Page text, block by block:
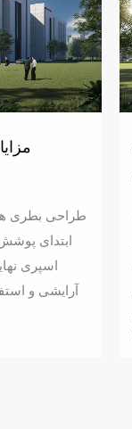
طراحی بطری
ابتدای
اسپری
آرایشی و